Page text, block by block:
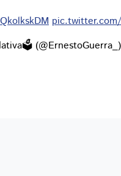
(@ErnestoGuerra_)